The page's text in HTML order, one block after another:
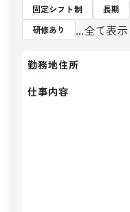
固定シフト制 長期
研修あり
...全て表示
勤務地住所
仕事内容